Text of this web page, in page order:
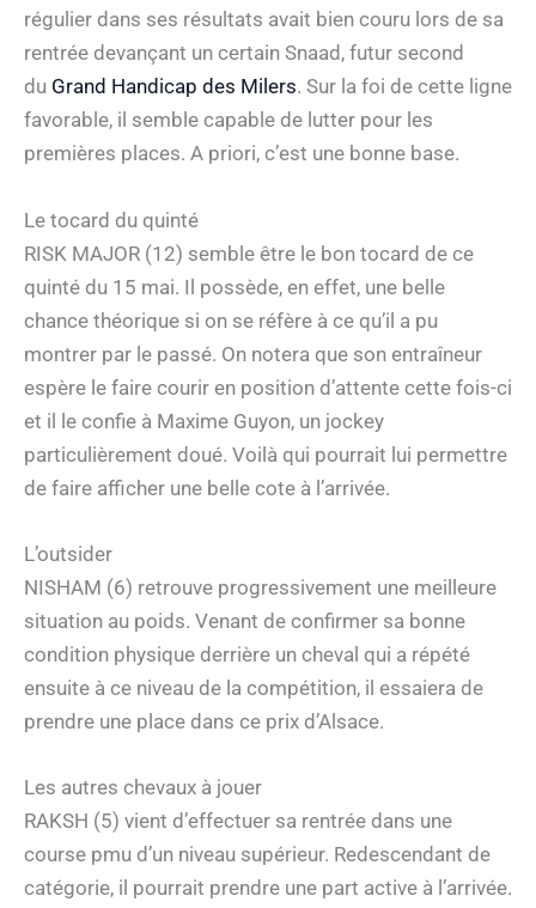
régulier dans ses résultats avait bien couru lors de sa
rentrée devançant un certain Snaad, futur second
du Grand Handicap des Milers. Sur la foi de cette ligne
favorable, il semble capable de lutter pour les
premières places. A priori, c’est une bonne base.
Le tocard du quinté
RISK MAJOR (12) semble être le bon tocard de ce
quinté du 15 mai. Il possède, en effet, une belle
chance théorique si on se réfère à ce qu’il a pu
montrer par le passé. On notera que son entraîneur
espère le faire courir en position d’attente cette fois-ci
et il le confie à Maxime Guyon, un jockey
particulièrement doué. Voilà qui pourrait lui permettre
de faire afficher une belle cote à l’arrivée.
L’outsider
NISHAM (6) retrouve progressivement une meilleure
situation au poids. Venant de confirmer sa bonne
condition physique derrière un cheval qui a répété
ensuite à ce niveau de la compétition, il essaiera de
prendre une place dans ce prix d’Alsace.
Les autres chevaux à jouer
RAKSH (5) vient d’effectuer sa rentrée dans une
course pmu d’un niveau supérieur. Redescendant de
catégorie, il pourrait prendre une part active à l’arrivée.